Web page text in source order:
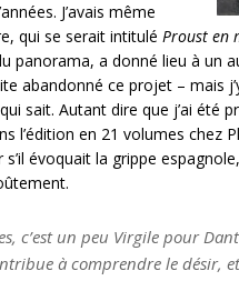
J’avais même
qui se serait intitulé Proust en
panorama, a donné lieu à un
abandonné ce projet – mais
sait. Autant dire que j’ai été
l’édition en 21 volumes chez
évoquait la grippe
c’est un peu Virgile pour
à comprendre le désir,